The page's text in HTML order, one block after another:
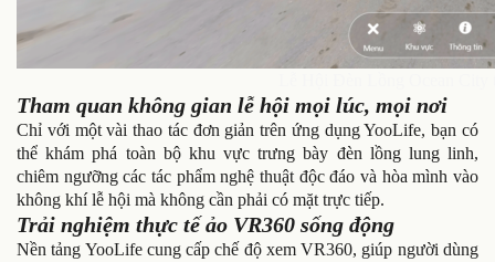
Tham quan không gian lễ hội mọi lúc, mọi nơi
Chỉ với một vài thao tác đơn giản trên ứng dụng YooLife, bạn có
thể khám phá toàn bộ khu vực trưng bày đèn lồng lung linh,
chiêm ngưỡng các tác phẩm nghệ thuật độc đáo và hòa mình vào
không khí lễ hội mà không cần phải có mặt trực tiếp.
Trải nghiệm thực tế ảo VR360 sống động
Nền tảng YooLife cung cấp chế độ xem VR360, giúp người dùng